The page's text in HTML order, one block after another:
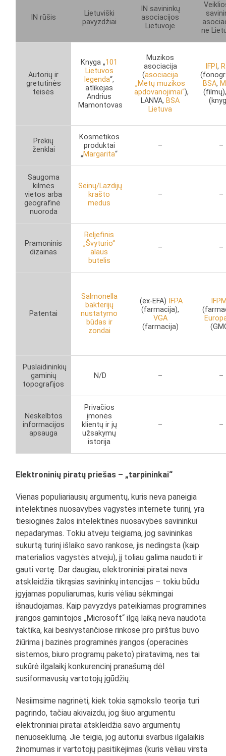
IN rūšis
Lietuviški
pavyzdžiai
IN savininkų
asociacijos
Lietuvoje
ne
Autorių ir
gretutinės
teisės
Knyga „101
Lietuvos
legenda“,
atlikėjas
Andrius
Mamontovas
Muzikos
asociacija
(asociacija
„Metų muzikos
apdovanojimai“),
LANVA,BSA
Lietuva
IFPI,
BSA,
Prekių
ženklai
Kosmetikos
produktai
„Margarita“
– –
Saugoma
kilmės
vietos arba
geografinė
nuoroda
Seinų/Lazdijų
krašto
medus
– –
Pramoninis
dizainas
Reljefinis
„Švyturio“
alaus
butelis
– –
Patentai
Salmonella
bakterijų
nustatymo
būdas ir
zondai
(ex-EFA) IFPA
(farmacija),
VGA
(farmacija)
Puslaidininkių
gaminių
topografijos
N/D – –
Neskelbtos
informacijos
apsauga
Privačios
įmonės
klientų ir jų
užsakymų
istorija
– –
Elektroninių piratų priešas – „tarpininkai“
Vienas populiariausių argumentų, kuris neva paneigia
intelektinės nuosavybės vagystės internete turinį, yra
tiesioginės žalos intelektinės nuosavybės savininkui
nepadarymas. Tokiu atveju teigiama, jog savininkas
sukurtą turinį išlaiko savo rankose, jis nedingsta (kaip
materialios vagystės atveju), jį toliau galima naudoti ir
gauti vertę. Dar daugiau, elektroniniai piratai neva
atskleidžia tikrąsias savininkų intencijas – tokiu būdu
įgyjamas populiarumas, kuris vėliau sėkmingai
išnaudojamas. Kaip pavyzdys pateikiamas programinės
įrangos gamintojos „Microsoft“ ilgą laiką neva naudota
taktika, kai besivystančiose rinkose pro pirštus buvo
žiūrima į bazinės programinės įrangos (operacinės
sistemos, biuro programų paketo) piratavimą, nes tai
sukūrė ilgalaikį konkurencinį pranašumą dėl
susiformavusių vartotojų įgūdžių.
Nesiimsime nagrinėti, kiek tokia sąmokslo teorija turi
pagrindo, tačiau akivaizdu, jog šiuo argumentu
elektroniniai piratai atskleidžia savo argumentų
nenuoseklumą. Jie teigia, jog autoriui svarbus ilgalaikis
žinomumas ir vartotojų pasitikėjimas (kuris vėliau virsta